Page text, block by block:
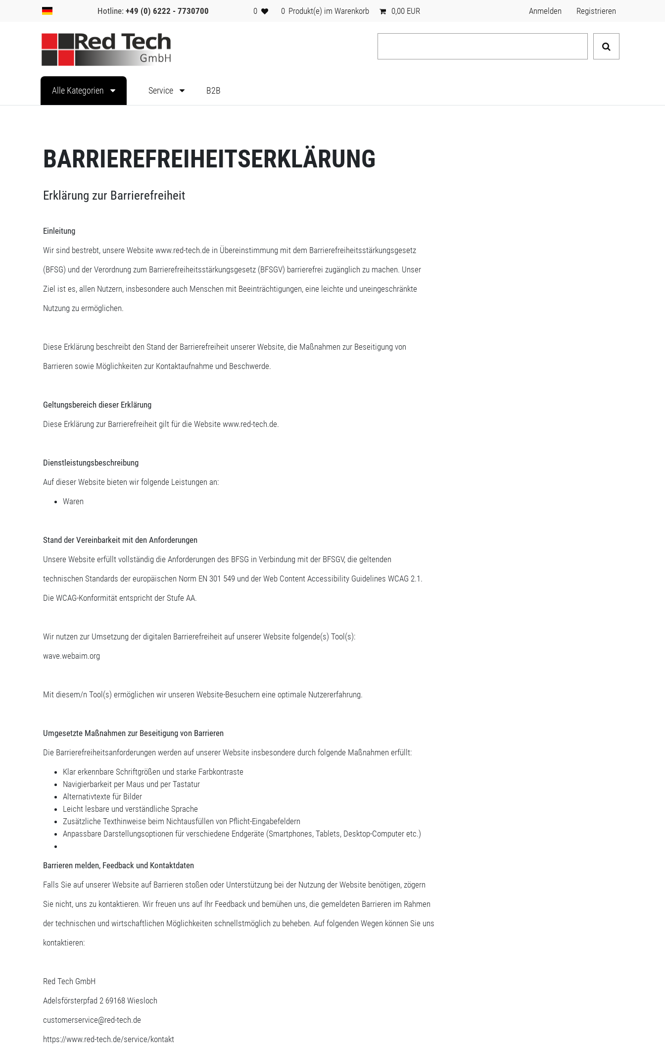
Hotline:+49 (0) 6222 - 7730700 0 0 Produkt(e) im Warenkorb 0,00 EUR Anmelden Registrieren
Alle Kategorien Service B2B
BARRIEREFREIHEITSERKLÄRUNG
Erklärung zur Barrierefreiheit
Einleitung
Wir sind bestrebt, unsere Website www.red-tech.de in Übereinstimmung mit dem Barrierefreiheitsstärkungsgesetz
(BFSG) und der Verordnung zum Barrierefreiheitsstärkungsgesetz (BFSGV) barrierefrei zugänglich zu machen. Unser
Ziel ist es, allen Nutzern, insbesondere auch Menschen mit Beeinträchtigungen, eine leichte und uneingeschränkte
Nutzung zu ermöglichen.
Diese Erklärung beschreibt den Stand der Barrierefreiheit unserer Website, die Maßnahmen zur Beseitigung von
Barrieren sowie Möglichkeiten zur Kontaktaufnahme und Beschwerde.
Geltungsbereich dieser Erklärung
Diese Erklärung zur Barrierefreiheit gilt für die Website www.red-tech.de.
Dienstleistungsbeschreibung
Auf dieser Website bieten wir folgende Leistungen an:
Waren
Stand der Vereinbarkeit mit den Anforderungen
Unsere Website erfüllt vollständig die Anforderungen des BFSG in Verbindung mit der BFSGV, die geltenden
technischen Standards der europäischen Norm EN 301 549 und der Web Content Accessibility Guidelines WCAG 2.1.
Die WCAG-Konformität entspricht der Stufe AA.
Wir nutzen zur Umsetzung der digitalen Barrierefreiheit auf unserer Website folgende(s) Tool(s):
wave.webaim.org
Mit diesem/n Tool(s) ermöglichen wir unseren Website-Besuchern eine optimale Nutzererfahrung.
Umgesetzte Maßnahmen zur Beseitigung von Barrieren
Die Barrierefreiheitsanforderungen werden auf unserer Website insbesondere durch folgende Maßnahmen erfüllt:
Klar erkennbare Schriftgrößen und starke Farbkontraste
Navigierbarkeit per Maus und per Tastatur
Alternativtexte für Bilder
Leicht lesbare und verständliche Sprache
Zusätzliche Texthinweise beim Nichtausfüllen von Pflicht-Eingabefeldern
Anpassbare Darstellungsoptionen für verschiedene Endgeräte (Smartphones, Tablets, Desktop-Computer etc.)
Barrieren melden, Feedback und Kontaktdaten
Falls Sie auf unserer Website auf Barrieren stoßen oder Unterstützung bei der Nutzung der Website benötigen, zögern
Sie nicht, uns zu kontaktieren. Wir freuen uns auf Ihr Feedback und bemühen uns, die gemeldeten Barrieren im Rahmen
der technischen und wirtschaftlichen Möglichkeiten schnellstmöglich zu beheben. Auf folgenden Wegen können Sie uns
kontaktieren:
Red Tech GmbH
Adelsförsterpfad 2 69168 Wiesloch
customerservice@red-tech.de
https://www.red-tech.de/service/kontakt